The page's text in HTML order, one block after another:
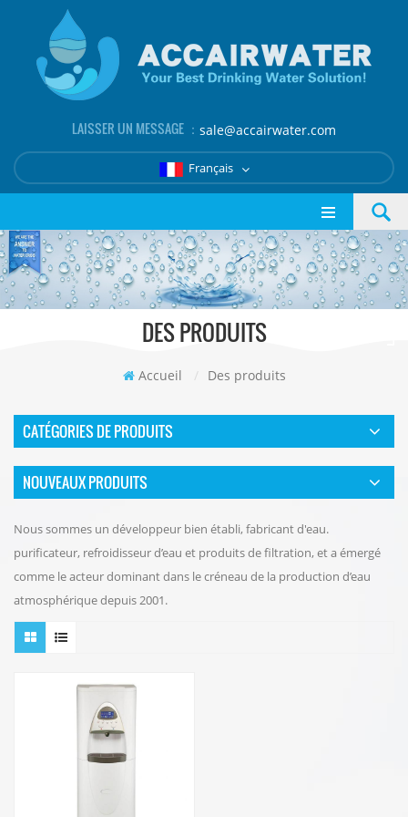
LAISSER UN MESSAGE ： sale@accairwater.com
Français
DES PRODUITS
Accueil / Des produits
CATÉGORIES DE PRODUITS
NOUVEAUX PRODUITS
Nous sommes un développeur bien établi, fabricant d'eau.
purificateur, refroidisseur d’eau et produits de filtration, et a émergé
comme le acteur dominant dans le créneau de la production d’eau
atmosphérique depuis 2001.